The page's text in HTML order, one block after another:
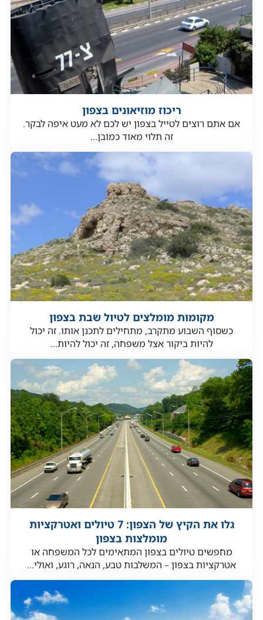
ריכוז מוזיאונים בצפון
אם אתם רוצים לטייל בצפון יש לכם לא מעט איפה לבקר.
זה תלוי מאוד כמובן...
מקומות מומלצים לטיול שבת בצפון
כשסוף השבוע מתקרב, מתחילים לתכנן אותו. זה יכול
להיות ביקור אצל משפחה, זה יכול להיות...
גלו את הקיץ של הצפון: 7 טיולים ואטרקציות
מומלצות בצפון
מחפשים טיולים בצפון המתאימים לכל המשפחה או
אטרקציות בצפון – המשלבות טבע, הנאה, רוגע, ואולי...